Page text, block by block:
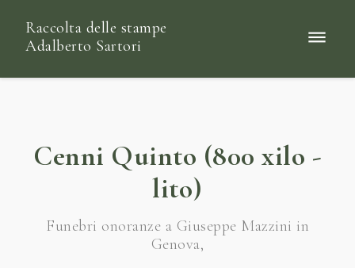
Raccolta delle stampe
Adalberto Sartori
Cenni Quinto (800 xilo -
lito)
Funebri onoranze a Giuseppe Mazzini in
Genova,